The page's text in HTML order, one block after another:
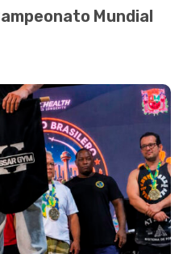
Mundial